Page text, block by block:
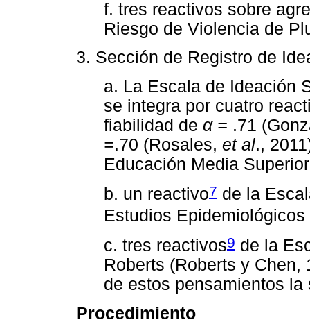
f. tres reactivos sobre
Riesgo de Violencia de
3. Sección de Registro de
a. La Escala de Ideación
se integra por cuatro
fiabilidad de α = .71
=.70 (Rosales, et al.,
Educación Media
b. un reactivo7 de la
Estudios Epidemiológicos
c. tres reactivos9 de la
Roberts (Roberts y
de estos pensamientos
Procedimiento